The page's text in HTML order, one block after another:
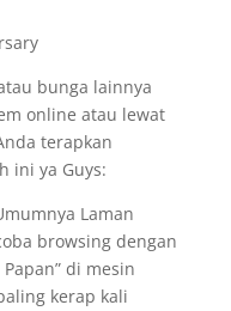
bunga lainnya
online atau lewat
terapkan
ini ya Guys:
Laman
browsing dengan
di mesin
kerap kali